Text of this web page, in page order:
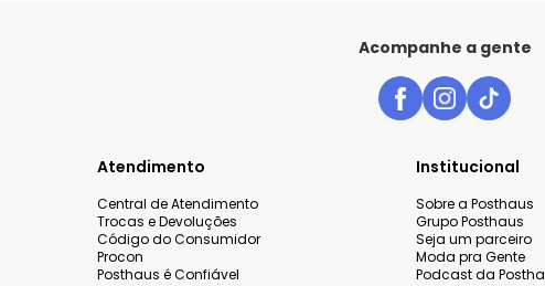
Acompanhe a gente
Atendimento
Central de Atendimento
Trocas e Devoluções
Código do Consumidor
Procon
Posthaus é Confiável
Institucional
Sobre a Posthaus
Grupo Posthaus
Seja um parceiro
Moda pra Gente
Podcast da